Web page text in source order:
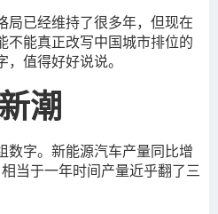
局已经维持了很多年，但现在
不能真正改写中国城市排位的
值得好好说说。
潮
数字。新能源汽车产量同比增
当于一年时间产量近乎翻了三